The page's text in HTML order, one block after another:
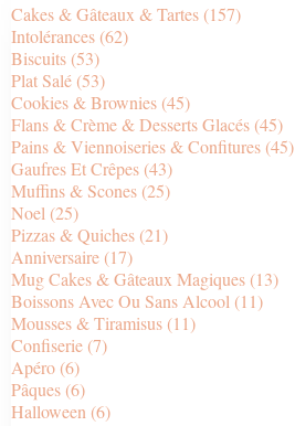
Cakes & Gâteaux & Tartes (157)
Intolérances (62)
Biscuits (53)
Plat Salé (53)
Cookies & Brownies (45)
Flans & Crème & Desserts Glacés (45)
Pains & Viennoiseries & Confitures (45)
Gaufres Et Crêpes (43)
Muffins & Scones (25)
Noel (25)
Pizzas & Quiches (21)
Anniversaire (17)
Mug Cakes & Gâteaux Magiques (13)
Boissons Avec Ou Sans Alcool (11)
Mousses & Tiramisus (11)
Confiserie (7)
Apéro (6)
Pâques (6)
Halloween (6)